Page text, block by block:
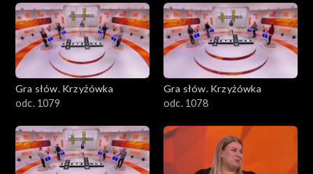
Gra słów. Krzyżówka
odc. 1079
Gra słów. Krzyżówka
odc. 1078